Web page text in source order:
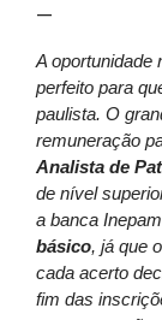
—
A oportunidade
perfeito para
paulista. O
remuneração
Analista de
de nível
a banca
básico, já que
cada acerto
fim das